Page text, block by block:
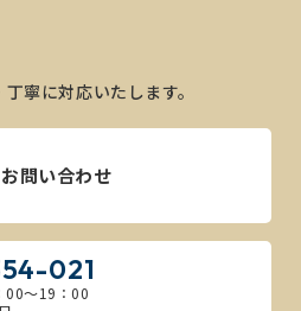
寧に対応いたします。
問い合わせ
021
00～19：00